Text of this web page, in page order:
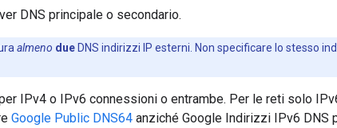
DNS principale o secondario.
almeno due DNS indirizzi IP esterni. Non specificare lo stesso
IPv4 o IPv6 connessioni o entrambe. Per le reti solo
Google Public DNS64 anziché Google Indirizzi IPv6 DNS